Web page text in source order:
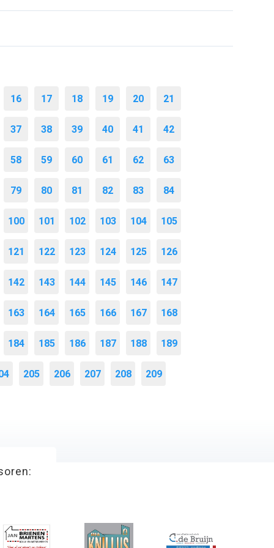
16 17 18 19 20 21
37 38 39 40 41 42
58 59 60 61 62 63
79 80 81 82 83 84
100 101 102 103 104 105
121 122 123 124 125 126
142 143 144 145 146 147
163 164 165 166 167 168
184 185 186 187 188 189
205 206 207 208 209